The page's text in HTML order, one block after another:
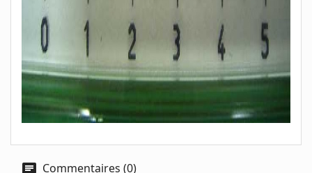
Commentaires (0)